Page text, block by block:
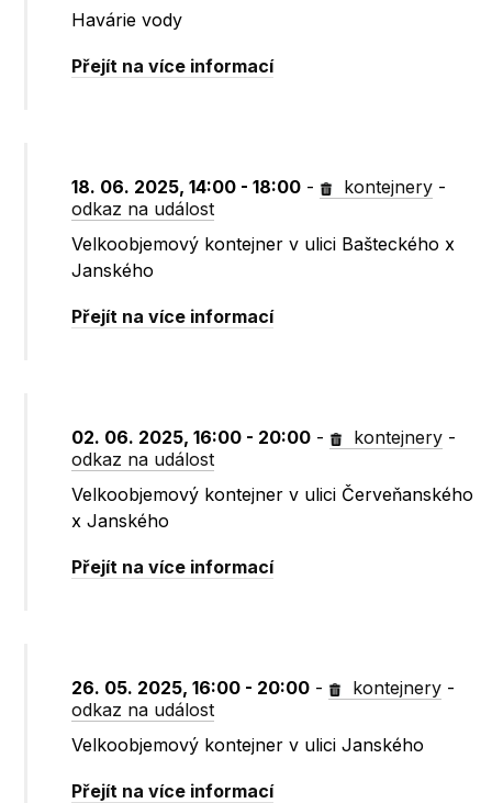
Havárie vody
Přejít na více informací
18. 06. 2025, 14:00 - 18:00 - kontejnery -
odkaz na událost
Velkoobjemový kontejner v ulici Bašteckého x
Janského
Přejít na více informací
02. 06. 2025, 16:00 - 20:00 - kontejnery -
odkaz na událost
Velkoobjemový kontejner v ulici Červeňanského
x Janského
Přejít na více informací
26. 05. 2025, 16:00 - 20:00 - kontejnery -
odkaz na událost
Velkoobjemový kontejner v ulici Janského
Přejít na více informací